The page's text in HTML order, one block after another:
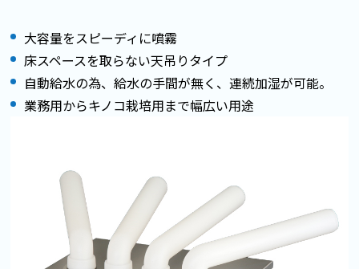
大容量をスピーディに噴霧
床スペースを取らない天吊りタイプ
自動給水の為、給水の手間が無く、連続加湿が可能。
業務用からキノコ栽培用まで幅広い用途